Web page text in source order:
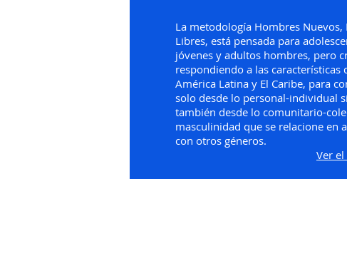
La metodología Hombres Nuevos,
Libres, está pensada para
jóvenes y adultos hombres, pero
respondiendo a las características
América Latina y El Caribe, para
solo desde lo personal-individual
también desde lo comunitario-
masculinidad que se relacione en
con otros géneros.
Ver